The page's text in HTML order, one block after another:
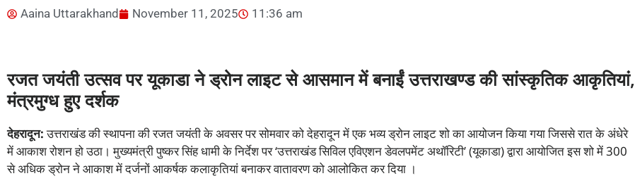
Aaina Uttarakhand November 11, 2025 11:36 am
रजत जयंती उत्सव पर यूकाडा ने ड्रोन लाइट से आसमान में बनाईं उत्तराखण्ड की सांस्कृतिक आकृतियां,
मंत्रमुग्ध हुए दर्शक
देहरादून:उत्तराखंड की स्थापना की रजत जयंती के अवसर पर सोमवार को देहरादून में एक भव्य ड्रोन लाइट शो का आयोजन किया गया जिससे रात के अंधेरे
में आकाश रोशन हो उठा। मुख्यमंत्री पुष्कर सिंह धामी के निर्देश पर ‘उत्तराखंड सिविल एविएशन डेवलपमेंट अथॉरिटी’ (यूकाडा) द्वारा आयोजित इस शो में 300
से अधिक ड्रोन ने आकाश में दर्जनों आकर्षक कलाकृतियां बनाकर वातावरण को आलोकित कर दिया ।